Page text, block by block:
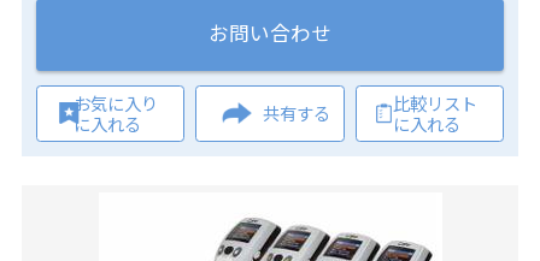
お問い合わせ
お気に入り
に入れる
共有する
比較リスト
に入れる